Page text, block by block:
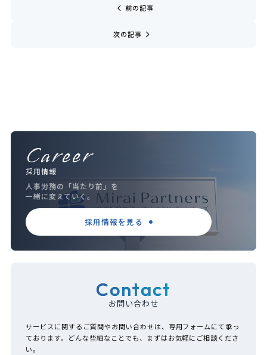
chevron_left 前の記事
次の記事 navigate_next
Career
採用情報
人事労務の「当たり前」を
一緒に変えていく。
採用情報を見る
Contact
お問い合わせ
サービスに関するご質問やお問い合わせは、専用フォームにて承っ
ております。どんな些細なことでも、まずはお気軽にご相談くださ
い。